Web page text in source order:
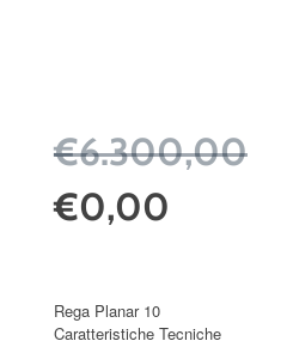
€6.300,00
€0,00
Rega Planar 10
Caratteristiche Tecniche